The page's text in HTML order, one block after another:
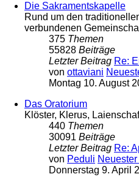
Die Sakramentskapelle
Rund um den
verbundenen
375 Themen
55828 Beiträge
Letzter Beitrag Re:
von ottaviani
Montag 10. August
Das Oratorium
Klöster, Klerus,
440 Themen
30091 Beiträge
Letzter Beitrag Re:
von Peduli
Donnerstag 9. April